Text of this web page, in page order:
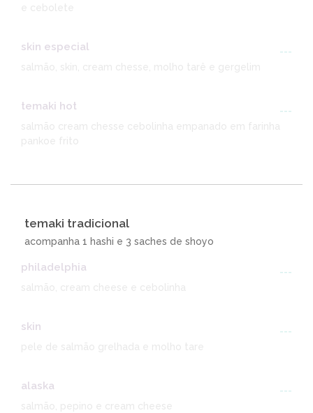
e cebolete
skin especial
---
salmão, skin, cream chesse, molho tarê e gergelim
temaki hot
---
salmão cream chesse cebolinha empanado em farinha
temaki tradicional
acompanha 1 hashi e 3 saches de shoyo
philadelphia
---
salmão, cream cheese e cebolinha
skin
---
alaska
---
salmão, pepino e cream cheese